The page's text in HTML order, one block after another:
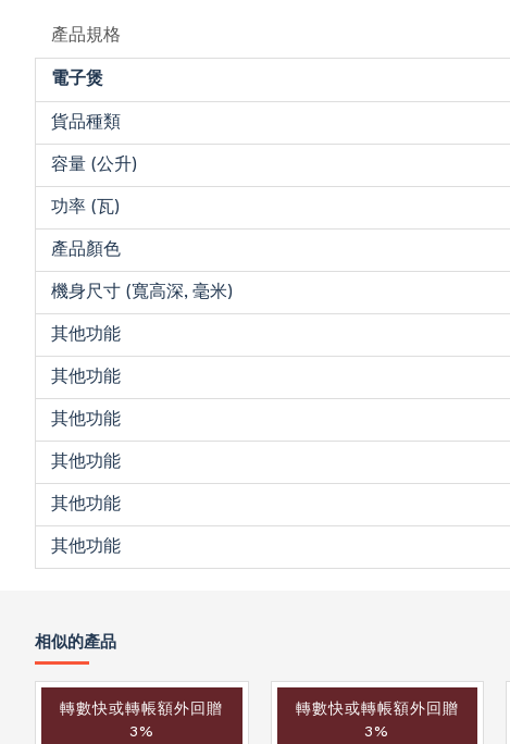
產品規格
電子煲
貨品種類
容量 (公升)
功率 (瓦)
產品顏色
機身尺寸 (寬高深, 毫米)
其他功能
其他功能
其他功能
其他功能
其他功能
其他功能
相似的產品
轉數快或轉帳額外回贈
3%
轉數快或轉帳額外回贈
3%